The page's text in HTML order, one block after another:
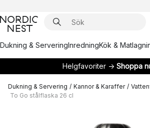
Dukning & ServeringInredningKök &
Helgfavoriter → Shoppa
Dukning & Servering / Kannor & Karaffer /
To Go stålflaska 26 cl